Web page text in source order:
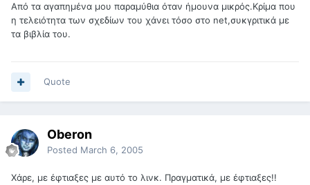
Από τα αγαπημένα μου παραμύθια όταν ήμουνα μικρός.Κρίμα που
η τελειότητα των σχεδίων του χάνει τόσο στο net,συκγριτικά με
τα βιβλία του.
Quote
Oberon
Posted March 6, 2005
Xάρε, με έφτιαξες με αυτό το λινκ. Πραγματικά, με έφτιαξες!!